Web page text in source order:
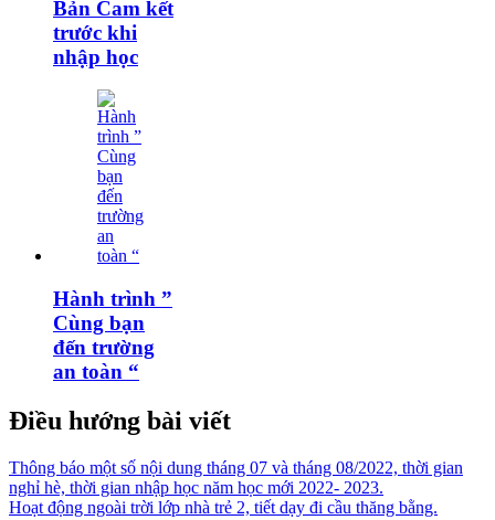
Bản Cam kết
trước khi
nhập học
Hành trình ”
Cùng bạn
đến trường
an toàn “
Điều hướng bài viết
Thông báo một số nội dung tháng 07 và tháng 08/2022, thời gian
nghỉ hè, thời gian nhập học năm học mới 2022- 2023.
Hoạt động ngoài trời lớp nhà trẻ 2, tiết dạy đi cầu thăng bằng.